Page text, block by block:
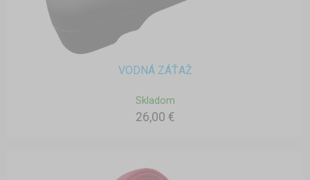
VODNÁ ZÁŤAŽ
Skladom
26,00 €